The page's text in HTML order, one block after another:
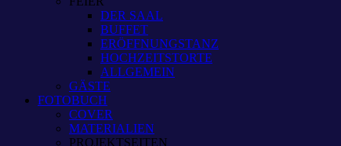
DER SAAL
BUFFET
ERÖFFNUNGSTANZ
HOCHZEITSTORTE
ALLGEMEIN
GÄSTE
FOTOBUCH
COVER
MATERIALIEN
PROJEKTSEITEN